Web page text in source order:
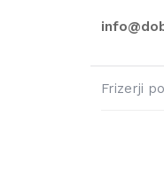
Frizerji